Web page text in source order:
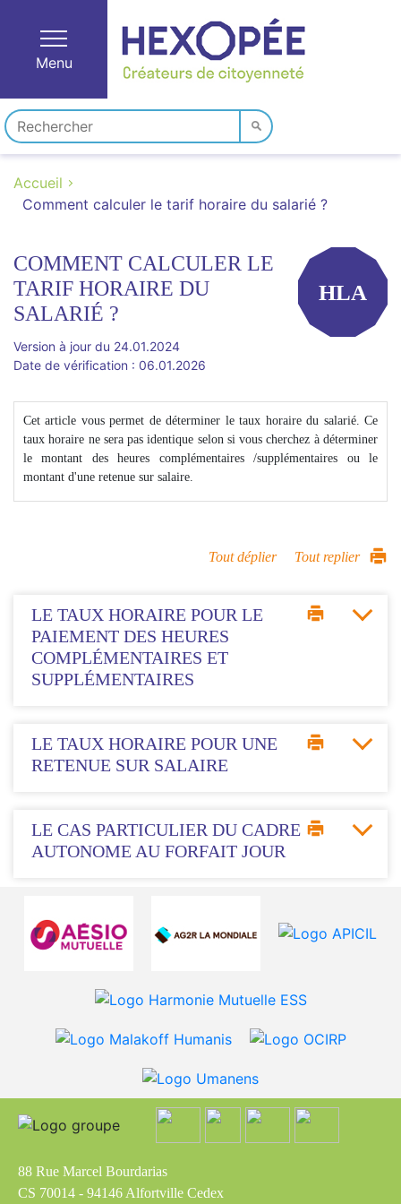
Menu
Accueil
Comment calculer le tarif horaire du salarié ?
COMMENT CALCULER LE
TARIF HORAIRE DU
SALARIÉ ?
HLA
Version à jour du 24.01.2024
Date de vérification : 06.01.2026
Cet article vous permet de déterminer le taux horaire du salarié. Ce
taux horaire ne sera pas identique selon si vous cherchez à déterminer
le montant des heures complémentaires /supplémentaires ou le
montant d'une retenue sur salaire.
Tout déplier Tout replier
LE TAUX HORAIRE POUR LE
PAIEMENT DES HEURES
COMPLÉMENTAIRES ET
SUPPLÉMENTAIRES
LE TAUX HORAIRE POUR UNE
RETENUE SUR SALAIRE
LE CAS PARTICULIER DU CADRE
AUTONOME AU FORFAIT JOUR
88 Rue Marcel Bourdarias
CS 70014 - 94146 Alfortville Cedex